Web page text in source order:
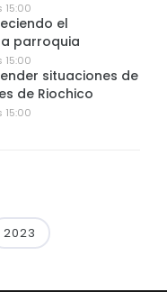
el
parroquia
situaciones de
de Riochico
2023